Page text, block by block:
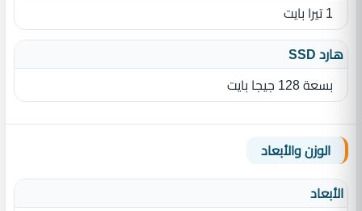
1 تيرا بايت
هارد SSD
بسعة 128 جيجا بايت
الوزن والأبعاد
الأبعاد